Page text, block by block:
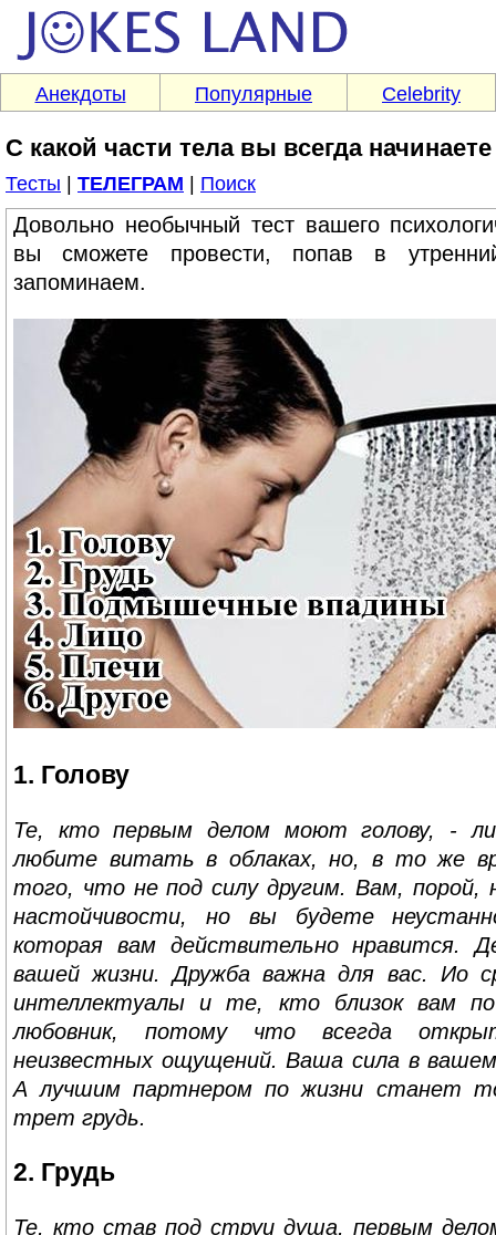
Анекдоты Популярные Celebrity
С какой части тела вы всегда
Тесты ТЕЛЕГРАМ Поиск
Довольно необычный тест вашего
вы сможете провести, попав в
запоминаем.
1. Голову
Те, кто первым делом моют голову, -
любите витать в облаках, но, в то же
того, что не под силу другим. Вам, порой,
настойчивости, но вы будете
которая вам действительно нравится.
вашей жизни. Дружба важна для вас. Ио
интеллектуалы и те, кто близок вам
любовник, потому что всегда
неизвестных ощущений. Ваша сила в
А лучшим партнером по жизни станет
трет грудь.
2. Грудь
Те, кто став под струи душа, первым